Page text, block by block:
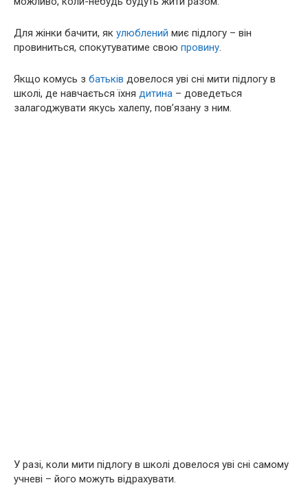
Для жінки бачити, як улюблений миє підлогу – він
провиниться, спокутуватиме свою провину.
Якщо комусь з батьків довелося уві сні мити підлогу в
школі, де навчається їхня дитина – доведеться
залагоджувати якусь халепу, пов’язану з ним.
У разі, коли мити підлогу в школі довелося уві сні самому
учневі – його можуть відрахувати.